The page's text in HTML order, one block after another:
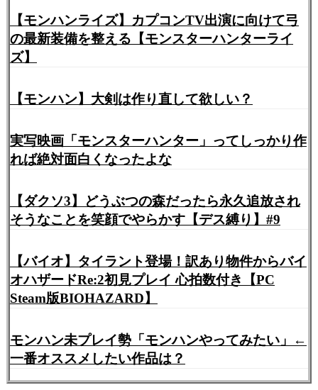
【モンハンライズ】カプコンTV出演に向けて弓
の最新装備を整える【モンスターハンターライ
ズ】
【モンハン】大剣は作り直して欲しい？
実写映画「モンスターハンター」ってしっかり作
れば絶対面白くなったよな
【ダクソ3】どうぶつの森だったら永久追放され
そうなことを笑顔でやらかす【デス縛り】#9
【バイオ】タイラント登場！訳あり物件からバイ
オハザードRe:2初見プレイ 心拍数付き【PC
Steam版BIOHAZARD】
モンハン未プレイ勢「モンハンやってみたい」←
一番オススメしたい作品は？